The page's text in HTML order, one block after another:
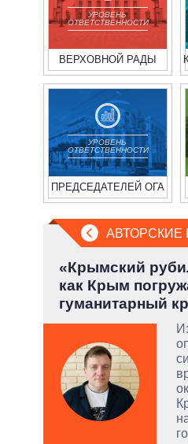
УРОВЕНЬ
ОТВЕТСТВЕННОСТИ
ВЕРХОВНОЙ РАДЫ
УРОВЕНЬ
ОТВЕТСТВЕННОСТИ
ПРЕДСЕДАТЕЛЕЙ ОГА
АВТОРСКИЕ
«Крымский
как Крым
гуманитарный